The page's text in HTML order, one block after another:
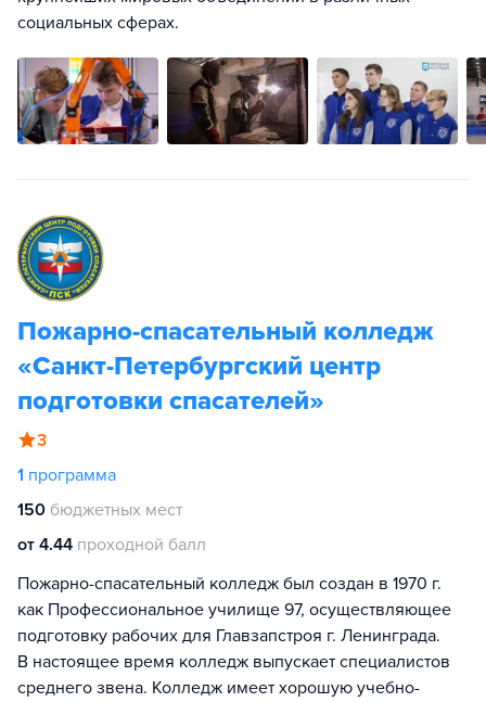
социальных сферах.
Пожарно-спасательный колледж
«Санкт-Петербургский центр
подготовки спасателей»
3
1 программа
150 бюджетных мест
от 4.44 проходной балл
Пожарно-спасательный колледж был создан в 1970 г.
как Профессиональное училище 97, осуществляющее
подготовку рабочих для Главзапстроя г. Ленинграда.
В настоящее время колледж выпускает специалистов
среднего звена. Колледж имеет хорошую учебно-